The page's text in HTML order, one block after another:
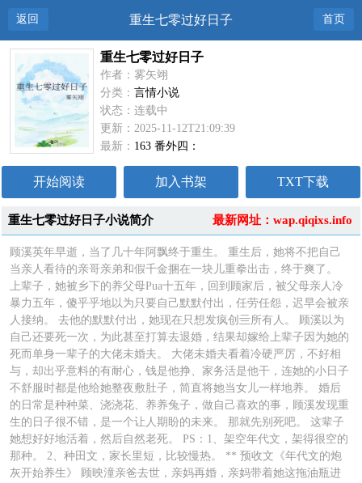
返回 重生七零过好日子 首页
重生七零过好日子
作者：雾矢翊
分类：言情小说
状态：连载中
更新：2025-11-12T21:09:39
最新： 163 番外四：
开始阅读 加入书架 TXT下载
最新网址：wap.qiqixs.info
重生七零过好日子小说简介
顾溪英年早逝，当了几十年阿飘终于重生。 重生后，她将不把自己
当亲人看待的亲哥亲弟和假千金捆在一块儿重拳出击，终于爽了。
上辈子，她被乡下的养父母Pua十五年，回到顾家后，被父母亲人冷
暴力五年，傻乎乎地以为只要自己默默付出，任劳任怨，迟早会被亲
人接纳。 去他的默默付出，她现在只想发疯创亖所有人。 顾溪以为
自己还要死一次，为此甚至打算去退婚，结果却嫁给上辈子因为她的
死而单身一辈子的大佬未婚夫。 大佬未婚夫看着冷硬严厉，不好相
与，却出乎意料的有耐心，钱是他挣、家务活是他干，连她的小日子
不舒服时都是他给她整夜敷肚子，简直将她当女儿一样地养。 婚后
的日常是种种菜、浇浇花、养养兔子，做自己喜欢的事，顾溪发现重
生的日子很不错，是一个让人期盼的未来。 那就先别死吧。 这辈子
她想好好地活着，然后自然老死。 PS：1、架空年代文，架得很空的
那种。 2、种田文，家长里短，比较慢热。 ** 预收文《年代文的炮
灰开始养生》 顾映潼亲爸去世，亲妈再婚，亲妈带着她这拖油瓶进